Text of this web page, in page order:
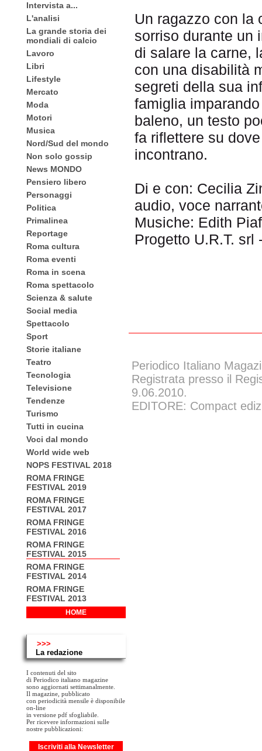
Intervista a...
L'analisi
La grande storia dei
mondiali di calcio
Lavoro
Libri
Lifestyle
Mercato
Moda
Motori
Musica
Nord/Sud del mondo
Non solo gossip
News MONDO
Pensiero libero
Personaggi
Politica
Primalinea
Reportage
Roma cultura
Roma eventi
Roma in scena
Roma spettacolo
Scienza & salute
Social media
Spettacolo
Sport
Storie italiane
Teatro
Tecnologia
Televisione
Tendenze
Turismo
Tutti in cucina
Voci dal mondo
World wide web
NOPS FESTIVAL 2018
ROMA FRINGE
FESTIVAL 2019
ROMA FRINGE
FESTIVAL 2017
ROMA FRINGE
FESTIVAL 2016
ROMA FRINGE
FESTIVAL 2015
ROMA FRINGE
FESTIVAL 2014
ROMA FRINGE
FESTIVAL 2013
HOME
>>>
La redazione
I contenuti del sito
di Periodico italiano magazine
sono aggiornati settimanalmente.
Il magazine, pubblicato
con periodicità mensile è disponibile
on-line
in versione pdf sfogliabile.
Per ricevere informazioni sulle
nostre pubblicazioni:
Iscriviti alla Newsletter
Un ragazzo con la
sorriso durante un
di salare la carne,
con una disabilità
segreti della sua
famiglia
baleno, un testo
fa riflettere su
incontrano.
Di e con: Cecilia
audio, voce
Musiche: Edith
Progetto U.R.T.
Periodico Italiano
Registrata presso il
9.06.2010.
EDITORE: Compact